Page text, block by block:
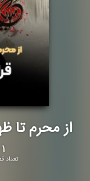
از محرم تا
۱
تعداد